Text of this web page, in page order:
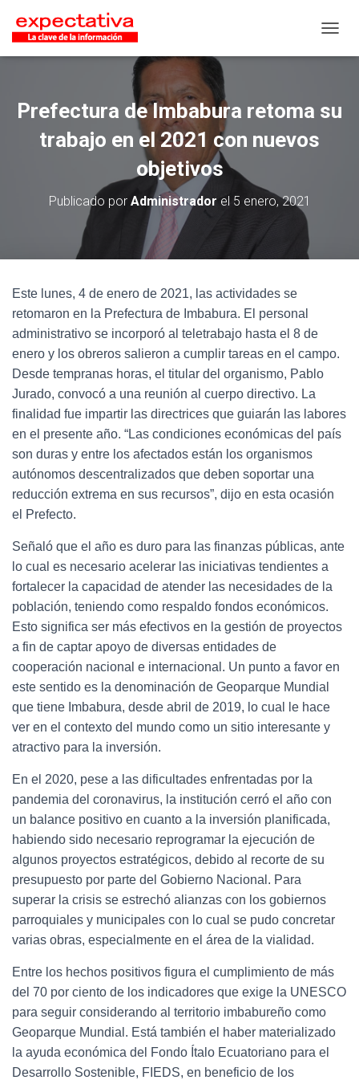
Prefectura de Imbabura retoma su
trabajo en el 2021 con nuevos
objetivos
Publicado por Administrador el 5 enero, 2021
Este lunes, 4 de enero de 2021, las actividades se
retomaron en la Prefectura de Imbabura. El personal
administrativo se incorporó al teletrabajo hasta el 8 de
enero y los obreros salieron a cumplir tareas en el campo.
Desde tempranas horas, el titular del organismo, Pablo
Jurado, convocó a una reunión al cuerpo directivo. La
finalidad fue impartir las directrices que guiarán las labores
en el presente año. “Las condiciones económicas del país
son duras y entre los afectados están los organismos
autónomos descentralizados que deben soportar una
reducción extrema en sus recursos”, dijo en esta ocasión
el Prefecto.
Señaló que el año es duro para las finanzas públicas, ante
lo cual es necesario acelerar las iniciativas tendientes a
fortalecer la capacidad de atender las necesidades de la
población, teniendo como respaldo fondos económicos.
Esto significa ser más efectivos en la gestión de proyectos
a fin de captar apoyo de diversas entidades de
cooperación nacional e internacional. Un punto a favor en
este sentido es la denominación de Geoparque Mundial
que tiene Imbabura, desde abril de 2019, lo cual le hace
ver en el contexto del mundo como un sitio interesante y
atractivo para la inversión.
En el 2020, pese a las dificultades enfrentadas por la
pandemia del coronavirus, la institución cerró el año con
un balance positivo en cuanto a la inversión planificada,
habiendo sido necesario reprogramar la ejecución de
algunos proyectos estratégicos, debido al recorte de su
presupuesto por parte del Gobierno Nacional. Para
superar la crisis se estrechó alianzas con los gobiernos
parroquiales y municipales con lo cual se pudo concretar
varias obras, especialmente en el área de la vialidad.
Entre los hechos positivos figura el cumplimiento de más
del 70 por ciento de los indicadores que exige la UNESCO
para seguir considerando al territorio imbabureño como
Geoparque Mundial. Está también el haber materializado
la ayuda económica del Fondo Ítalo Ecuatoriano para el
Desarrollo Sostenible, FIEDS, en beneficio de los